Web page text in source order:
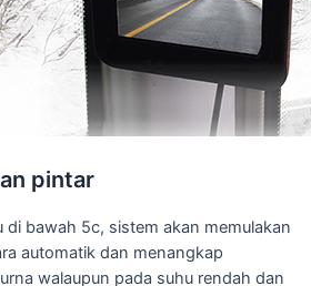
pintar
di bawah 5c, sistem akan memulakan
automatik dan menangkap
walaupun pada suhu rendah dan